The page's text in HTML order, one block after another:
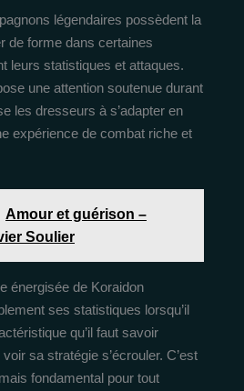
légendaires possèdent la
de forme dans certaines
leurs statistiques et attaques.
une attention soutenue durant
les dresseurs à s’adapter en
expérience de combat riche et
Amour et guérison –
Soulier
énergisée de Koraidon
ses statistiques lorsqu’il
qu’il faut savoir
sa stratégie s’écrouler. C’est
fondamental pour tout